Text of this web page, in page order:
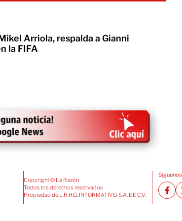
Arriola, respalda a Gianni
la FIFA
Copyright © La Razón
Todos los derechos reservados
Propiedad de L.R.H.G. INFORMATIVO, S.A. DE C.V.